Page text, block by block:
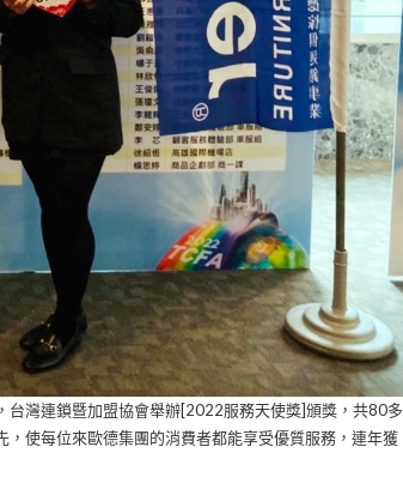
台灣連鎖暨加盟協會舉辦[2022服務天使獎]頒獎，共80多
使每位來歐德集團的消費者都能享受優質服務，連年獲